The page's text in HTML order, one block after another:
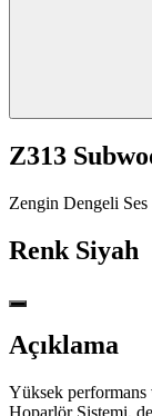
Z313
Zengin Dengeli Ses
Renk Siyah
Açıklama
Yüksek performans
Hoparlör Sistemi,